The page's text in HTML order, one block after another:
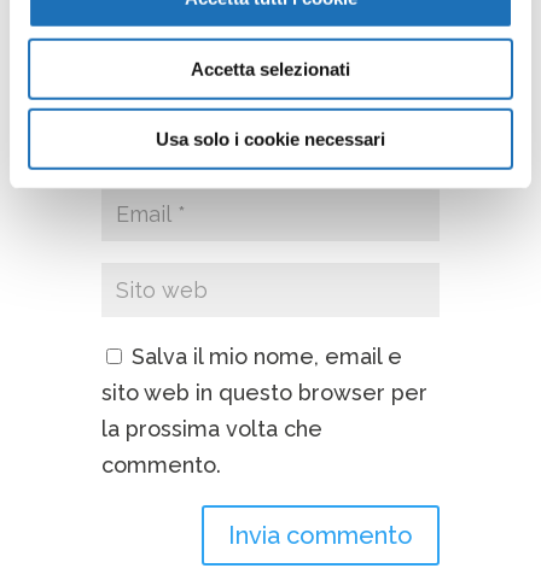
Accetta selezionati
Usa solo i cookie necessari
Salva il mio nome, email e
sito web in questo browser per
la prossima volta che
commento.